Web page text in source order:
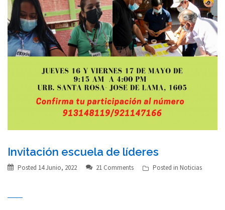
Invitación escuela de líderes
Posted 14 Junio, 2022 21 Comments Posted in Noticias